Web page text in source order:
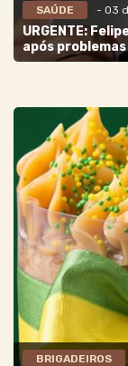
SAÚDE - 03
URGENTE:
após
BRIGADEIROS